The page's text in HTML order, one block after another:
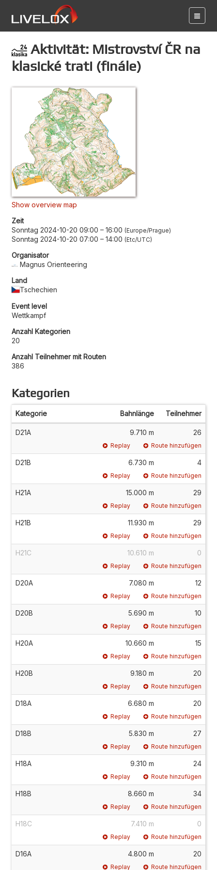
Aktivität: Mistrovství ČR na
klasické trati (finále)
Show overview map
Zeit
Sonntag 2024-10-20 09:00 – 16:00 Europe/Prague
Sonntag 2024-10-20 07:00 – 14:00 Etc/UTC
Organisator
Magnus Orienteering
Land
Tschechien
Event level
Wettkampf
Anzahl Kategorien
20
Anzahl Teilnehmer mit Routen
386
Kategorien
Kategorie Bahnlänge Teilnehmer
D21A 9.710 m 26
Replay Route hinzufügen
D21B 6.730 m 4
Replay Route hinzufügen
H21A 15.000 m 29
Replay Route hinzufügen
H21B 11.930 m 29
Replay Route hinzufügen
H21C 10.610 m 0
Replay Route hinzufügen
D20A 7.080 m 12
Replay Route hinzufügen
D20B 5.690 m 10
Replay Route hinzufügen
H20A 10.660 m 15
Replay Route hinzufügen
H20B 9.180 m 20
Replay Route hinzufügen
D18A 6.680 m 20
Replay Route hinzufügen
D18B 5.830 m 27
Replay Route hinzufügen
H18A 9.310 m 24
Replay Route hinzufügen
H18B 8.660 m 34
Replay Route hinzufügen
H18C 7.410 m 0
Replay Route hinzufügen
D16A 4.800 m 20
Replay Route hinzufügen